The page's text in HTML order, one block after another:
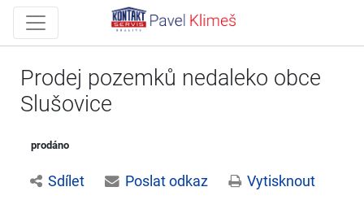
Prodej pozemků nedaleko obce
Slušovice
prodáno
Sdílet Poslat odkaz Vytisknout